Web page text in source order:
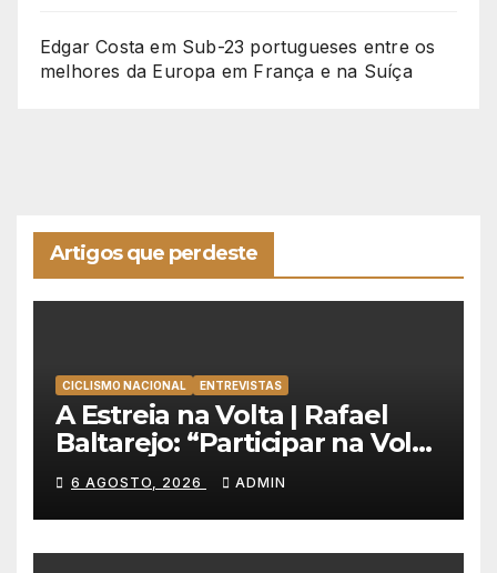
Edgar Costa em Sub-23 portugueses entre os
melhores da Europa em França e na Suíça
Artigos que perdeste
CICLISMO NACIONAL ENTREVISTAS
A Estreia na Volta | Rafael
Baltarejo: “Participar na Volta
a Portugal é o sonho de
qualquer ciclista”
6 AGOSTO, 2026 ADMIN